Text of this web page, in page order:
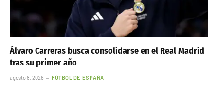
Álvaro Carreras busca consolidarse en el Real Madrid
tras su primer año
agosto 8, 2026 FÚTBOL DE ESPAÑA